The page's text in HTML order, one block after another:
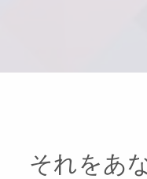
それをあ